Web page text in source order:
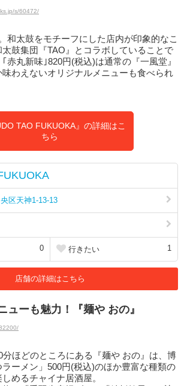
s/60472/
和太鼓をモチーフにした店内が印象的なこ
鼓集団『TAO』とコラボしていることで
赤丸新味｣820円(税込)は通常の『一風堂』
わえないオリジナルメニューも食べられ
TAO FUKUOKA』の詳細はこ
ちら
区天神1-13-13
0 行きたい 1
店舗の詳細はこちら
ューも魅力！『麺や おの』
分ほどのところにある『麺や おの』は、博
ーメン」500円(税込)のほか豊富な種類の
めるチャイナ居酒屋。